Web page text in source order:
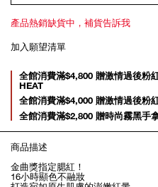
產品熱銷缺貨中，補貨告訴我
加入願望清單
Promotions
全館消費滿$4,800 贈激情過後粉
HEAT
全館消費滿$4,000 贈激情過後粉
全館消費滿$2,800 贈時尚霧黑手
商品描述
金曲獎指定腮紅！
16小時顯色不融妝